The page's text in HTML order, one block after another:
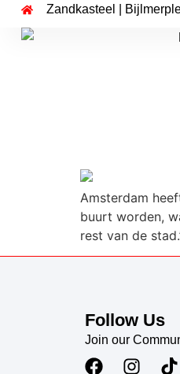
Zandkasteel |
Amsterdam
buurt worden,
rest van de
Follow Us
Join our